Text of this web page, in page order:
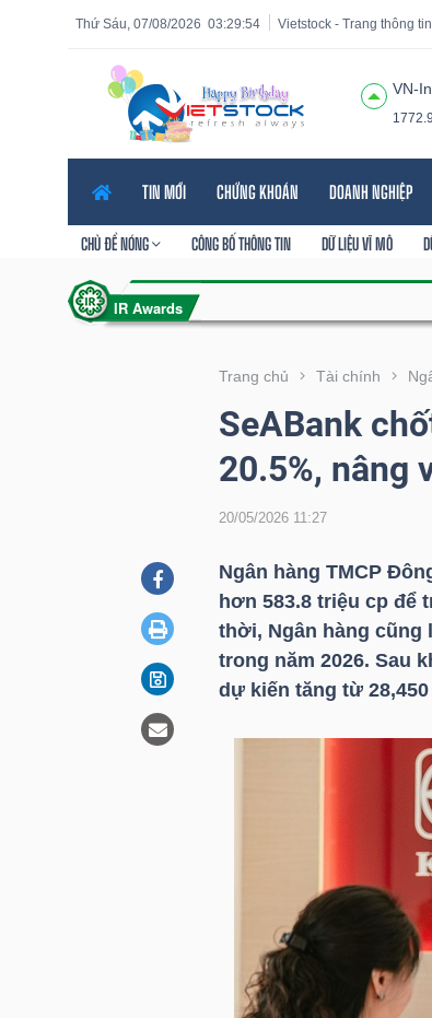
03:29:56
Thứ Sáu, 07/08/2026 Vietstock - Trang thông
VN-
TIN MỚI CHỨNG KHOÁN DOANH NGHIỆP
CHỦ ĐỀ NÓNG CÔNG BỐ THÔNG TIN DỮ LIỆU VĨ MÔ
Trang chủ Tài chính
SeABank
20.5%, nâng
20/05/2026 11:27
Ngân hàng TMCP
hơn 583.8 triệu cp để
thời, Ngân hàng cũng
trong năm 2026. Sau
dự kiến tăng từ
Tính năng
năng
VIETSTOCK